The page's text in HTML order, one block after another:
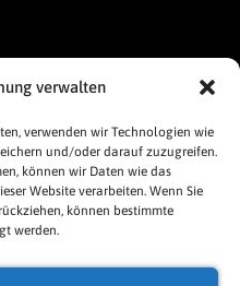
verwalten
verwenden wir Technologien wie
und/oder darauf zuzugreifen.
können wir Daten wie das
Website verarbeiten. Wenn Sie
können bestimmte
werden.
ich an qualifizierten Verkäufen.